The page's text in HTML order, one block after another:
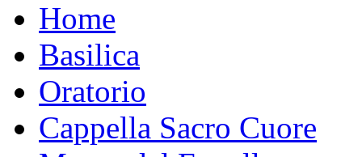
Home
Basilica
Oratorio
Cappella Sacro Cuore